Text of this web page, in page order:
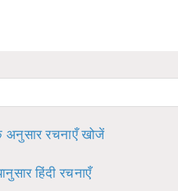
अनुसार रचनाएँ खोजें
हिंदी रचनाएँ
खोजें
है।